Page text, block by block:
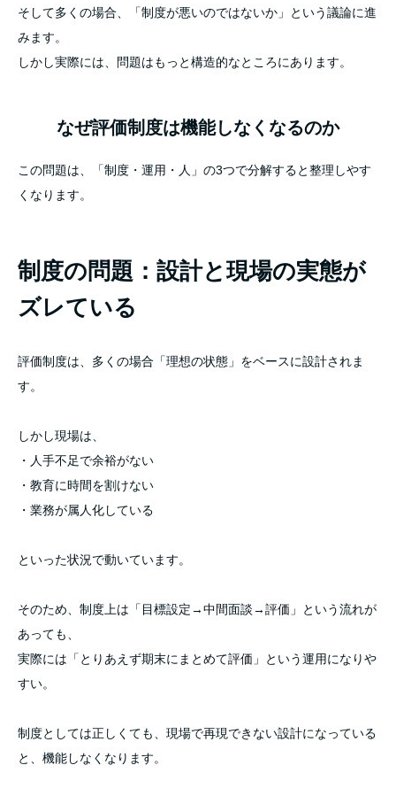
そして多くの場合、「制度が悪いのではないか」という議論に進
みます。
しかし実際には、問題はもっと構造的なところにあります。
なぜ評価制度は機能しなくなるのか
この問題は、「制度・運用・人」の3つで分解すると整理しやす
くなります。
制度の問題：設計と現場の実態が
ズレている
評価制度は、多くの場合「理想の状態」をベースに設計されま
す。
しかし現場は、
・人手不足で余裕がない
・教育に時間を割けない
・業務が属人化している
といった状況で動いています。
そのため、制度上は「目標設定→中間面談→評価」という流れが
あっても、
実際には「とりあえず期末にまとめて評価」という運用になりや
すい。
制度としては正しくても、現場で再現できない設計になっている
と、機能しなくなります。